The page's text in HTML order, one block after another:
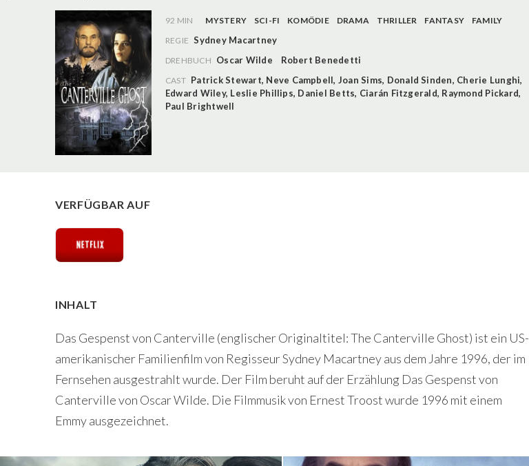
92 MIN MYSTERY SCI-FI KOMÖDIE DRAMA THRILLER FANTASY
FAMILY
REGIE Sydney Macartney
DREHBUCH Oscar Wilde Robert Benedetti
CAST Patrick Stewart, Neve Campbell, Joan Sims, Donald Sinden, Cherie Lunghi,
Edward Wiley, Leslie Phillips, Daniel Betts, Ciarán Fitzgerald, Raymond Pickard,
Paul Brightwell
VERFÜGBAR AUF
INHALT
Das Gespenst von Canterville (englischer Originaltitel: The Canterville Ghost) ist ein US-
amerikanischer Familienfilm von Regisseur Sydney Macartney aus dem Jahre 1996, der im
Fernsehen ausgestrahlt wurde. Der Film beruht auf der Erzählung Das Gespenst von
Canterville von Oscar Wilde. Die Filmmusik von Ernest Troost wurde 1996 mit einem
Emmy ausgezeichnet.